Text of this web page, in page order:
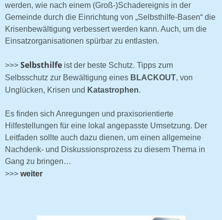
werden, wie nach einem (Groß-)Schadereignis in der
Gemeinde durch die Einrichtung von „Selbsthilfe-Basen“ die
Krisenbewältigung verbessert werden kann. Auch, um die
Einsatzorganisationen spürbar zu entlasten.
>>> Selbsthilfe ist der beste Schutz. Tipps zum
Selbsschutz zur Bewältigung eines BLACKOUT, von
Unglücken, Krisen und Katastrophen.
Es finden sich Anregungen und praxisorientierte
Hilfestellungen für eine lokal angepasste Umsetzung. Der
Leitfaden sollte auch dazu dienen, um einen allgemeine
Nachdenk- und Diskussionsprozess zu diesem Thema in
Gang zu bringen…
>>> weiter